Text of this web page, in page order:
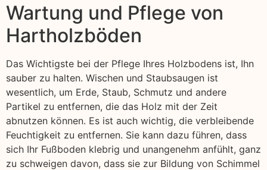
Wartung und Pflege von
Hartholzböden
Das Wichtigste bei der Pflege Ihres Holzbodens ist, Ihn
sauber zu halten. Wischen und Staubsaugen ist
wesentlich, um Erde, Staub, Schmutz und andere
Partikel zu entfernen, die das Holz mit der Zeit
abnutzen können. Es ist auch wichtig, die verbleibende
Feuchtigkeit zu entfernen. Sie kann dazu führen, dass
sich Ihr Fußboden klebrig und unangenehm anfühlt, ganz
zu schweigen davon, dass sie zur Bildung von Schimmel